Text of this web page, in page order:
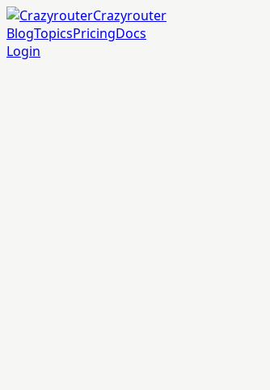
Crazyrouter
BlogTopicsPricingDocs
Login